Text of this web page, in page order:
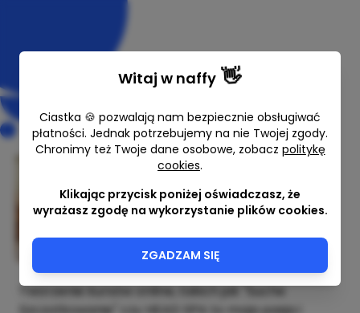
Postaw kawę
Felicja Holistycznie
Tworzenie kursów online, takich jak "Suche
Witaj w naffy 👋
Ciastka 🍪 pozwalają nam bezpiecznie obsługiwać
płatności. Jednak potrzebujemy na nie Twojej zgody.
Chronimy też Twoje dane osobowe, zobacz politykę
cookies.
Klikając przycisk poniżej oświadczasz, że
wyrażasz zgodę na wykorzystanie plików cookies.
ZGADZAM SIĘ